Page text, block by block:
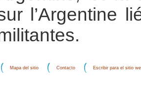
l’Argentine
Mapa del sitio Contacto Escribir para el sitio